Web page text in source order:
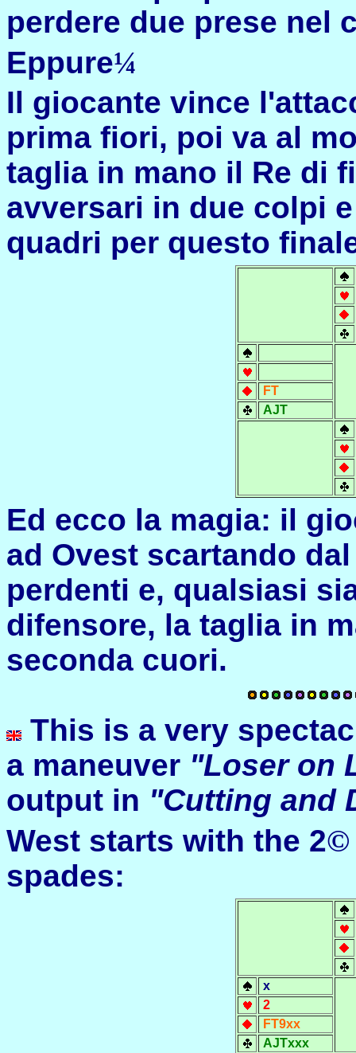
perdere due prese nel
Eppure¼
Il giocante vince
prima fiori, poi va al
taglia in mano il Re di
avversari in due colpi
quadri per questo
FT
AJT
Ed ecco la magia: il
ad Ovest scartando
perdenti e, qualsiasi
difensore, la taglia in
seconda cuori.
This is a very
a maneuver "Loser on
output in "Cutting and
West starts with the 2©
spades:
x
2
FT9xx
AJTxxx